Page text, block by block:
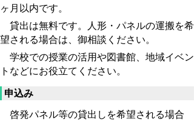
ヶ月以内です。
貸出は無料です。人形・パネルの運搬を希
望される場合は、御相談ください。
学校での授業の活用や図書館、地域イベン
トなどにお役立てください。
申込み
啓発パネル等の貸出しを希望される場合